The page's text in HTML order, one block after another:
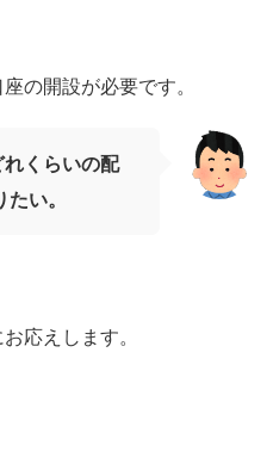
の開設が必要です。
くらいの配
い。
応えします。